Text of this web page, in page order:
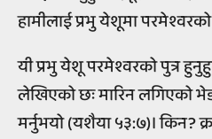
हामीलाई प्रभु येशूमा
यी प्रभु येशू परमेश्वरको पुत्र
लेखिएको छः मारिन लगिएको
मर्नुभयो (यशैया ५३:७)। किन?